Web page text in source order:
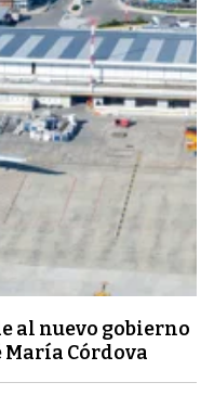
al nuevo gobierno
María Córdova